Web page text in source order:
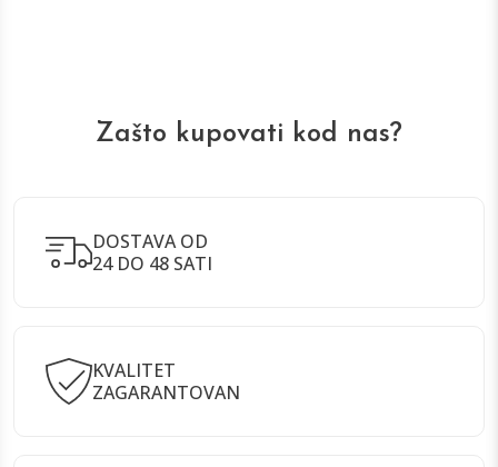
Zašto kupovati kod nas?
DOSTAVA OD
24 DO 48 SATI
KVALITET
ZAGARANTOVAN